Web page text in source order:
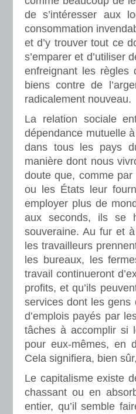
de s’intéresser aux
consommation
et d’y trouver tout ce
s’emparer et d’utiliser
enfreignant les règles
biens contre de
radicalement nouveau.
La relation sociale
dépendance mutuelle
dans tous les pays
manière dont nous
doute que, comme
ou les États leur
employer plus de
aux seconds, ils se
souveraine. Au fur et
les travailleurs
les bureaux, les
travail continueront
profits, et qu’ils
services dont les gens
d’emplois payés par
tâches à accomplir si
pour eux-mêmes, en
Cela signifiera, bien
Le capitalisme existe
chassant ou en
entier, qu’il semble